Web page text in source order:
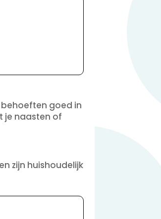
goed in
je naasten of
zijn huishoudelijk